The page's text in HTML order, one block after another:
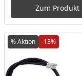
Zum Produkt
% Aktion -13%